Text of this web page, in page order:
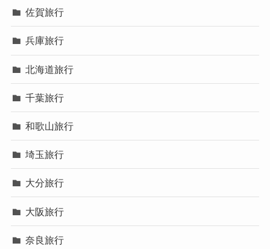
佐賀旅行
兵庫旅行
北海道旅行
千葉旅行
和歌山旅行
埼玉旅行
大分旅行
大阪旅行
奈良旅行